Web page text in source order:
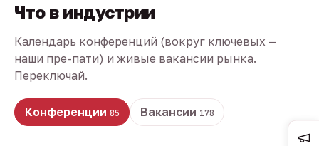
Что в индустрии
Календарь конференций (вокруг ключевых —
наши пре-пати) и живые вакансии рынка.
Переключай.
Конференции 85 Вакансии 178